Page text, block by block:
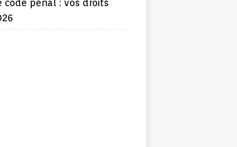
code pénal : vos droits